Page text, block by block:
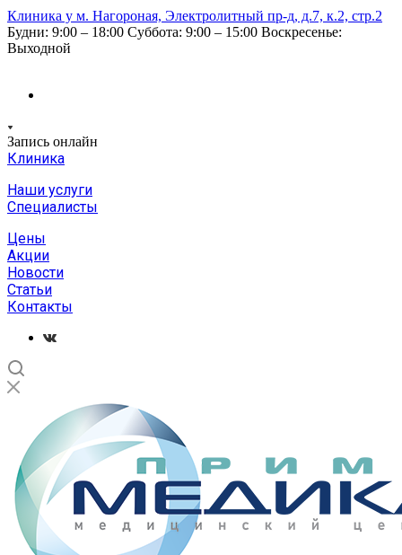
Клиника у м. Нагороная, Электролитный пр-д, д.7, к.2, стр.2
Будни: 9:00 – 18:00 Суббота: 9:00 – 15:00 Воскресенье:
Выходной
Запись онлайн
Клиника
Наши услуги
Специалисты
Цены
Акции
Новости
Статьи
Контакты